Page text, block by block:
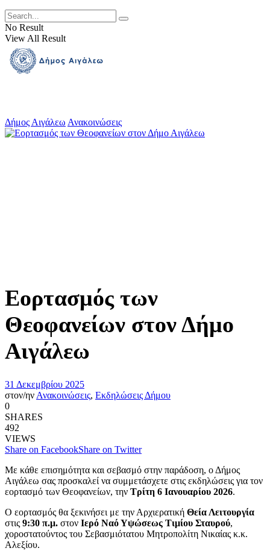
No Result
View All Result
Δήμος Αιγάλεω Ανακοινώσεις
Εορτασμός των
Θεοφανείων στον Δήμο
Αιγάλεω
31 Δεκεμβρίου 2025
στον/ηνΑνακοινώσεις, Εκδηλώσεις Δήμου
0
SHARES
492
VIEWS
Share on FacebookShare on Twitter
Με κάθε επισημότητα και σεβασμό στην παράδοση, ο Δήμος
Αιγάλεω σας προσκαλεί να συμμετάσχετε στις εκδηλώσεις για τον
εορτασμό των Θεοφανείων, την Τρίτη 6 Ιανουαρίου 2026.
Ο εορτασμός θα ξεκινήσει με την Αρχιερατική Θεία Λειτουργία
στις 9:30 π.μ. στον Ιερό Ναό Υψώσεως Τιμίου Σταυρού,
χοροστατούντος του Σεβασμιότατου Μητροπολίτη Νικαίας κ.κ.
Αλεξίου.